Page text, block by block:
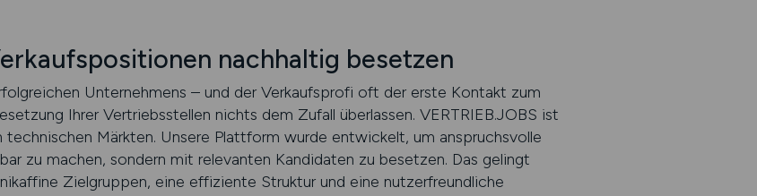
nachhaltig besetzen
Unternehmens – und der Verkaufsprofi oft der erste Kontakt zum
Ihrer Vertriebsstellen nichts dem Zufall überlassen. VERTRIEB.JOBS ist
technischen Märkten. Unsere Plattform wurde entwickelt, um anspruchsvolle
zu machen, sondern mit relevanten Kandidaten zu besetzen. Das gelingt
Zielgruppen, eine effiziente Struktur und eine nutzerfreundliche